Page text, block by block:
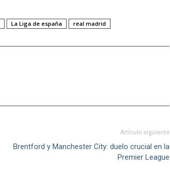
La Liga de españa real madrid
Artículo siguiente
Brentford y Manchester City: duelo crucial en la
Premier League